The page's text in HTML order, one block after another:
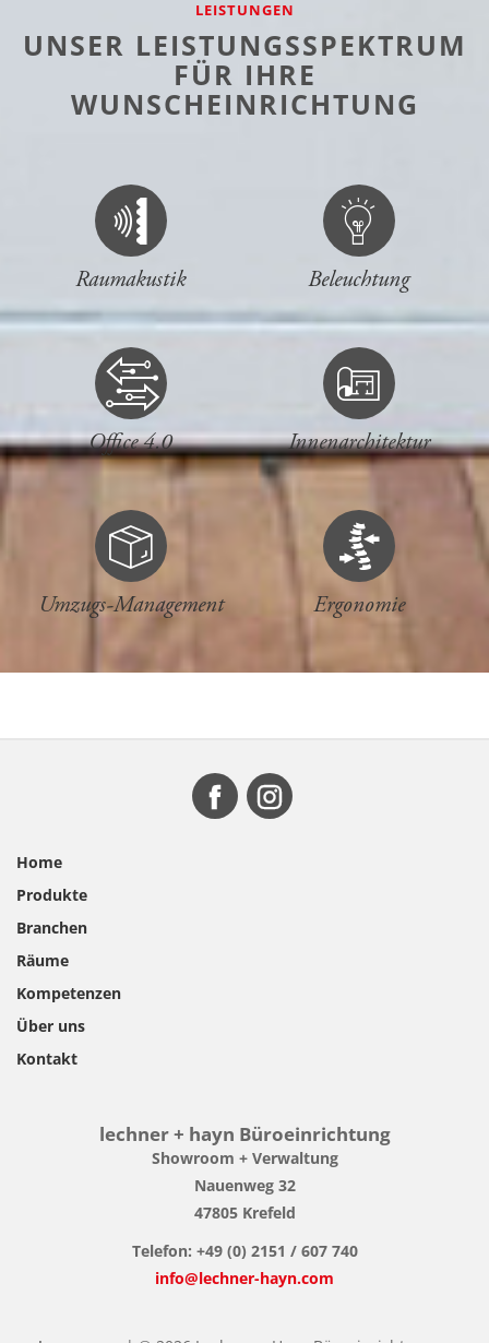
LEISTUNGEN
UNSER LEISTUNGSSPEKTRUM
FÜR IHRE
WUNSCHEINRICHTUNG
Raumakustik Beleuchtung
Office 4.0 Innenarchitektur
Umzugs-Management Ergonomie
Home
Produkte
Branchen
Räume
Kompetenzen
Über uns
Kontakt
lechner + hayn Büroeinrichtung
Showroom + Verwaltung
Nauenweg 32
47805 Krefeld
Telefon: +49 (0) 2151 / 607 740
info@lechner-hayn.com